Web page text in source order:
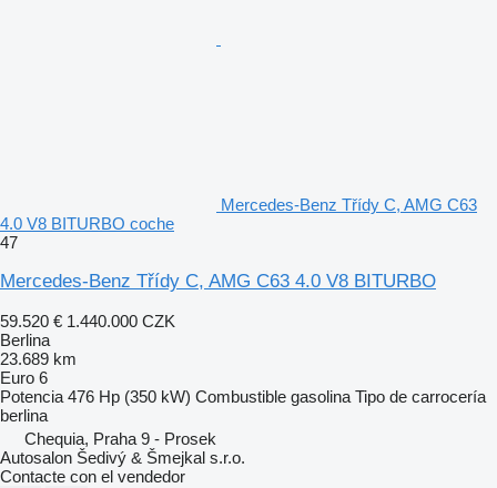
Mercedes-Benz Třídy C, AMG C63
4.0 V8 BITURBO coche
47
Mercedes-Benz Třídy C, AMG C63 4.0 V8 BITURBO
59.520 € 1.440.000 CZK
Berlina
23.689 km
Euro 6
Potencia 476 Hp (350 kW) Combustible gasolina Tipo de carrocería
berlina
Chequia, Praha 9 - Prosek
Autosalon Šedivý & Šmejkal s.r.o.
Contacte con el vendedor